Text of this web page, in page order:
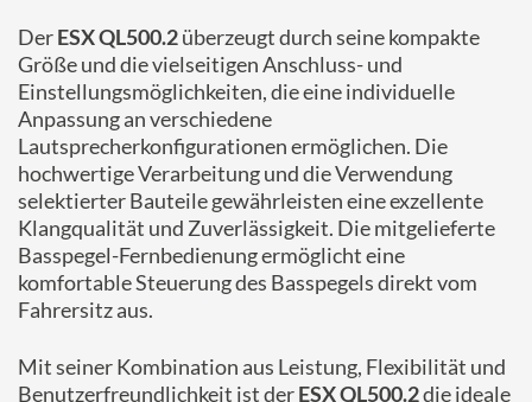
DerESX QL500.2überzeugt durch seine kompakte
Größe und die vielseitigen Anschluss- und
Einstellungsmöglichkeiten, die eine individuelle
Anpassung an verschiedene
Lautsprecherkonfigurationen ermöglichen. Die
hochwertige Verarbeitung und die Verwendung
selektierter Bauteile gewährleisten eine exzellente
Klangqualität und Zuverlässigkeit. Die mitgelieferte
Basspegel-Fernbedienung ermöglicht eine
komfortable Steuerung des Basspegels direkt vom
Fahrersitz aus.
Mit seiner Kombination aus Leistung, Flexibilität und
Benutzerfreundlichkeit ist derESX QL500.2die ideale